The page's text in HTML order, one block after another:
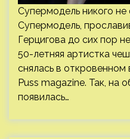
Супермодель никого
Супермодель,
Герцигова до сих пор
50-летняя артистка
снялась в
Puss magazine. Так, на
появилась…